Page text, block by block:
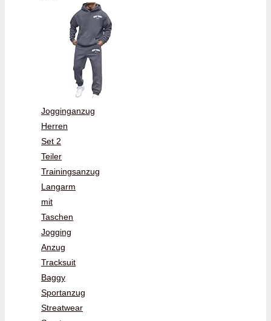
Jogginganzug
Herren
Set 2
Teiler
Trainingsanzug
Langarm
mit
Taschen
Jogging
Anzug
Tracksuit
Baggy
Sportanzug
Streatwear